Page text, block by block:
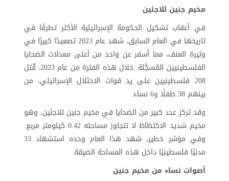
مخيم جنين للاجئين
في أعقاب تشكيل الحكومة الإسرائيلية الأكثر تطرفًا في
تاريخها في العام السابق، شهد عام 2023 تصعيدًا كبيرًا في
وتيرة العنف، مما أسفر عن واحد من أعلى معدلات الضحايا
الفلسطينيين المُسجَّلة. خلال هذه الفترة من عام 2023، قُتل
208 فلسطينيين على يد قوات الاحتلال الإسرائيلي، من
بينهم 38 طفلًا و6 نساء
.
وقد تركز عدد كبير من الضحايا في مخيم جنين للاجئين، وهو
مخيم شديد الاكتظاظ لا تتجاوز مساحته 0.42 كيلومتر مربع.
وفي مؤشر خطير، شهد هذا العام وحده استشهاد 33
مدنيًا فلسطينيًا داخل هذه المساحة الضيقة.
أصوات نساء من مخيم جنين